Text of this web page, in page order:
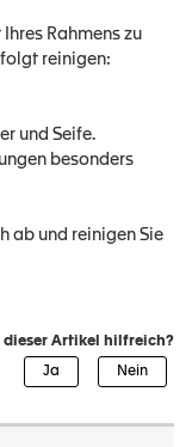
Rahmens zu
reinigen:
und Seife.
besonders
ab und reinigen Sie
dieser Artikel hilfreich?